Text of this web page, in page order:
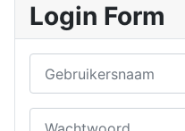
Login Form